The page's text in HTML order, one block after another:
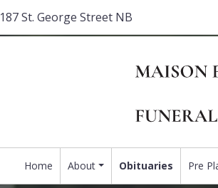
187 St. George Street NB
Home About Obituaries Pre